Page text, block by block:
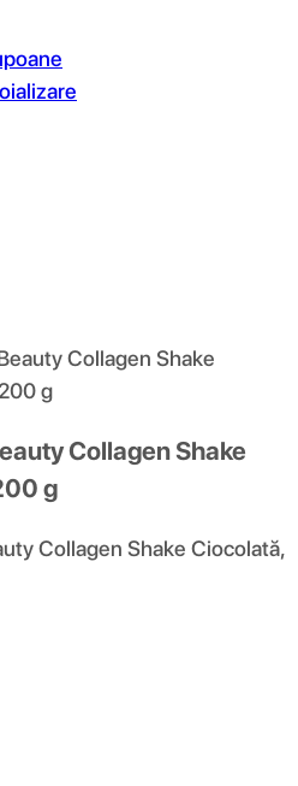
Collagen Shake
g
Collagen Shake
g